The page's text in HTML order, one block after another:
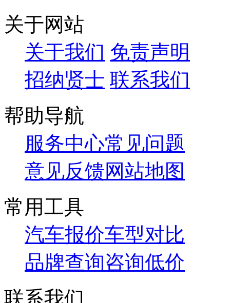
关于网站
关于我们 免责声明
招纳贤士 联系我们
帮助导航
服务中心常见问题
意见反馈网站地图
常用工具
汽车报价车型对比
品牌查询咨询低价
联系我们